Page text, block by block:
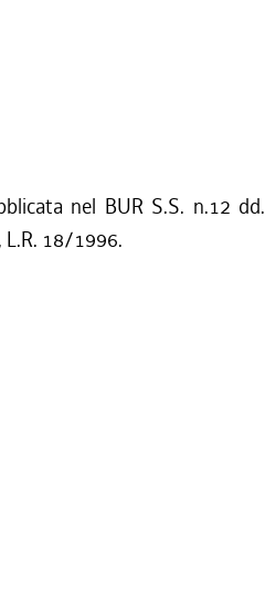
nel BUR S.S. n.12 dd.
L.R. 18/1996.